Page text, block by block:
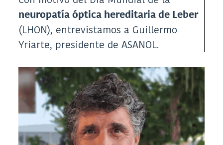
X
(Twitter)
LinkedInWhatsApp
neuropatía óptica hereditaria de Leber
(LHON), entrevistamos a Guillermo
Yriarte, presidente de ASANOL.